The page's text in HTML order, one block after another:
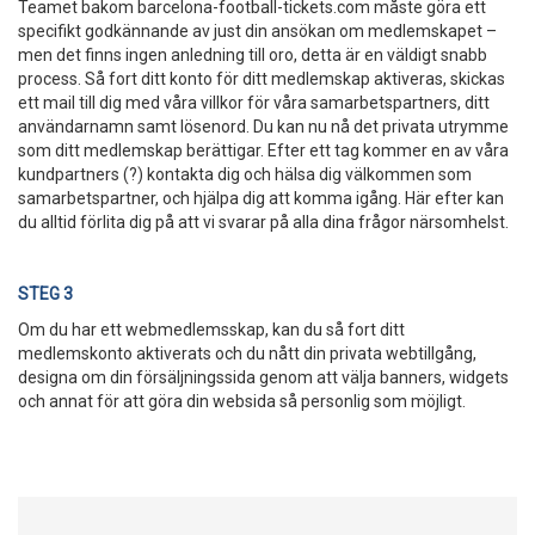
Teamet bakom barcelona-football-tickets.com måste göra ett
specifikt godkännande av just din ansökan om medlemskapet –
men det finns ingen anledning till oro, detta är en väldigt snabb
process. Så fort ditt konto för ditt medlemskap aktiveras, skickas
ett mail till dig med våra villkor för våra samarbetspartners, ditt
användarnamn samt lösenord. Du kan nu nå det privata utrymme
som ditt medlemskap berättigar. Efter ett tag kommer en av våra
kundpartners (?) kontakta dig och hälsa dig välkommen som
samarbetspartner, och hjälpa dig att komma igång. Här efter kan
du alltid förlita dig på att vi svarar på alla dina frågor närsomhelst.
STEG 3
Om du har ett webmedlemsskap, kan du så fort ditt
medlemskonto aktiverats och du nått din privata webtillgång,
designa om din försäljningssida genom att välja banners, widgets
och annat för att göra din websida så personlig som möjligt.